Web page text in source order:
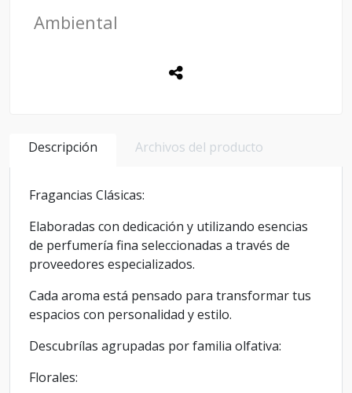
Ambiental
Descripción Archivos del producto
Fragancias Clásicas:
Elaboradas con dedicación y utilizando esencias
de perfumería fina seleccionadas a través de
proveedores especializados.
Cada aroma está pensado para transformar tus
espacios con personalidad y estilo.
Descubrílas agrupadas por familia olfativa:
Florales: